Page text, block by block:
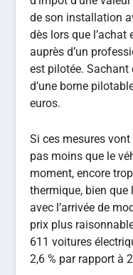
de son installation
dès lors que l’achat
auprès d’un
est pilotée. Sachant
d’une borne
euros.
Si ces mesures vont
pas moins que le
moment, encore
thermique, bien que
avec l’arrivée de
prix plus
611 voitures
2,6 % par rapport à